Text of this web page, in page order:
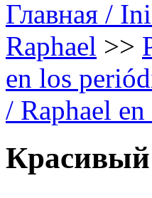
Главная /
Raphael >>
en los
/ Raphael
Красивый